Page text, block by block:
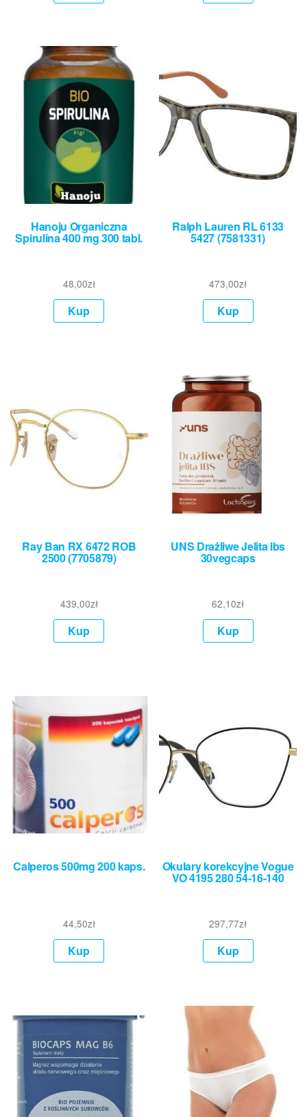
Hanoju Organiczna
Spirulina 400 mg 300 tabl.
48,00zł
Kup
Ralph Lauren RL 6133
5427 (7581331)
473,00zł
Kup
Ray Ban RX 6472 ROB
2500 (7705879)
439,00zł
Kup
UNS Drażliwe Jelita Ibs
30vegcaps
62,10zł
Kup
Calperos 500mg 200 kaps.
44,50zł
Kup
Okulary korekcyjne Vogue
VO 4195 280 54-16-140
297,77zł
Kup